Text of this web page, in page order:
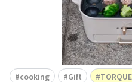
cooking Gift